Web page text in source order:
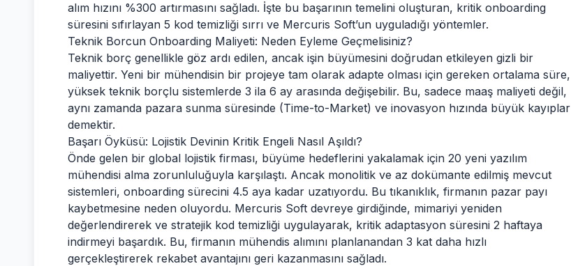
alım hızını %300 artırmasını sağladı. İşte bu başarının temelini oluşturan, kritik onboarding
süresini sıfırlayan 5 kod temizliği sırrı ve Mercuris Soft’un uyguladığı yöntemler.
Teknik Borcun Onboarding Maliyeti: Neden Eyleme Geçmelisiniz?
Teknik borç genellikle göz ardı edilen, ancak işin büyümesini doğrudan etkileyen gizli bir
maliyettir. Yeni bir mühendisin bir projeye tam olarak adapte olması için gereken ortalama süre,
yüksek teknik borçlu sistemlerde 3 ila 6 ay arasında değişebilir. Bu, sadece maaş maliyeti değil,
aynı zamanda pazara sunma süresinde (Time-to-Market) ve inovasyon hızında büyük kayıplar
demektir.
Başarı Öyküsü: Lojistik Devinin Kritik Engeli Nasıl Aşıldı?
Önde gelen bir global lojistik firması, büyüme hedeflerini yakalamak için 20 yeni yazılım
mühendisi alma zorunluluğuyla karşılaştı. Ancak monolitik ve az dokümante edilmiş mevcut
sistemleri, onboarding sürecini 4.5 aya kadar uzatıyordu. Bu tıkanıklık, firmanın pazar payı
kaybetmesine neden oluyordu. Mercuris Soft devreye girdiğinde, mimariyi yeniden
değerlendirerek ve stratejik kod temizliği uygulayarak, kritik adaptasyon süresini 2 haftaya
indirmeyi başardık. Bu, firmanın mühendis alımını planlanandan 3 kat daha hızlı
gerçekleştirerek rekabet avantajını geri kazanmasını sağladı.